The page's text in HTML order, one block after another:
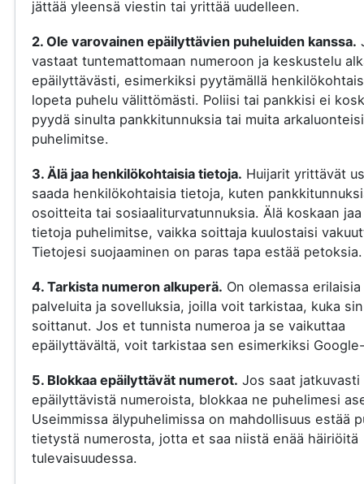
jättää yleensä viestin tai yrittää uudelleen.
2. Ole varovainen epäilyttävien puheluiden kanssa.
vastaat tuntemattomaan numeroon ja keskustelu
epäilyttävästi, esimerkiksi pyytämällä
lopeta puhelu välittömästi. Poliisi tai pankkisi ei
pyydä sinulta pankkitunnuksia tai muita
puhelimitse.
3. Älä jaa henkilökohtaisia tietoja. Huijarit yrittävät
saada henkilökohtaisia tietoja, kuten
osoitteita tai sosiaaliturvatunnuksia. Älä koskaan
tietoja puhelimitse, vaikka soittaja kuulostaisi
Tietojesi suojaaminen on paras tapa estää petoksia.
4. Tarkista numeron alkuperä. On olemassa erilaisia
palveluita ja sovelluksia, joilla voit tarkistaa, kuka
soittanut. Jos et tunnista numeroa ja se vaikuttaa
epäilyttävältä, voit tarkistaa sen esimerkiksi
5. Blokkaa epäilyttävät numerot. Jos saat jatkuvasti
epäilyttävistä numeroista, blokkaa ne puhelimesi
Useimmissa älypuhelimissa on mahdollisuus estää
tietystä numerosta, jotta et saa niistä enää häiriöitä
tulevaisuudessa.